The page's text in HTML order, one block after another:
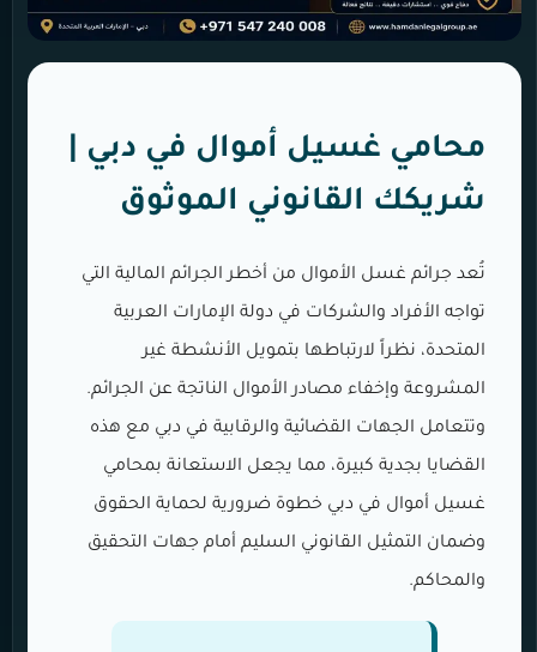
محامي غسيل أموال في دبي |
شريكك القانوني الموثوق
تُعد جرائم غسل الأموال من أخطر الجرائم المالية التي
تواجه الأفراد والشركات في دولة الإمارات العربية
المتحدة، نظراً لارتباطها بتمويل الأنشطة غير
المشروعة وإخفاء مصادر الأموال الناتجة عن الجرائم.
وتتعامل الجهات القضائية والرقابية في دبي مع هذه
القضايا بجدية كبيرة، مما يجعل الاستعانة بمحامي
غسيل أموال في دبي خطوة ضرورية لحماية الحقوق
وضمان التمثيل القانوني السليم أمام جهات التحقيق
والمحاكم.